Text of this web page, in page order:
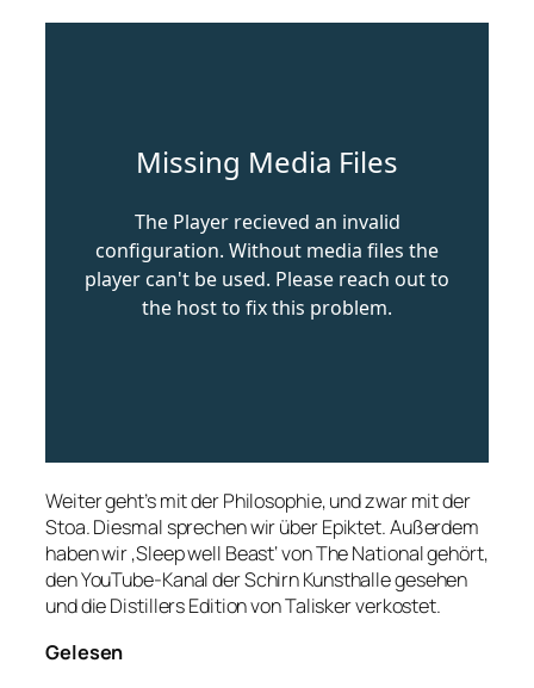
Weiter geht’s mit der Philosophie, und zwar mit der
Stoa. Diesmal sprechen wir über Epiktet. Außerdem
haben wir ‚Sleep well Beast‘ von The National gehört,
den YouTube-Kanal der Schirn Kunsthalle gesehen
und die Distillers Edition von Talisker verkostet.
Gelesen